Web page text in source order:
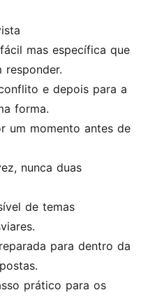
mas específica que
e depois para a
forma.
um momento antes de
nunca duas
de temas
para dentro da
prático para os